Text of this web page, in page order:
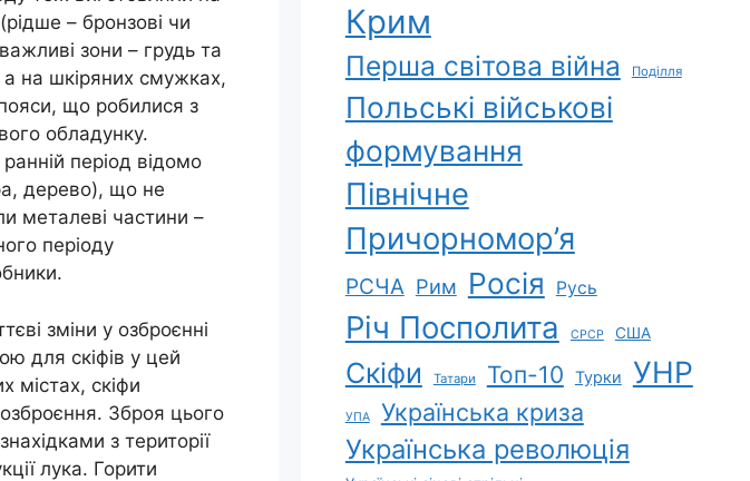
– бронзові чи
зони – грудь та
а на шкіряних смужках,
що робилися з
обладунку.
період відомо
дерево), що не
металеві частини –
періоду
зміни у озброєнні
для скіфів у цей
містах, скіфи
Зброя цього
з території
лука. Горити
Крим
Перша світова війна Поділля
Польські військові
формування
Північне
Причорномор’я
РСЧА Рим Росія Русь
Річ Посполита СРСР США
Скіфи Татари Топ-10 Турки УНР
УПА Українська криза
Українська революція